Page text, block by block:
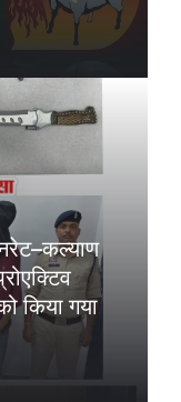
किया गया